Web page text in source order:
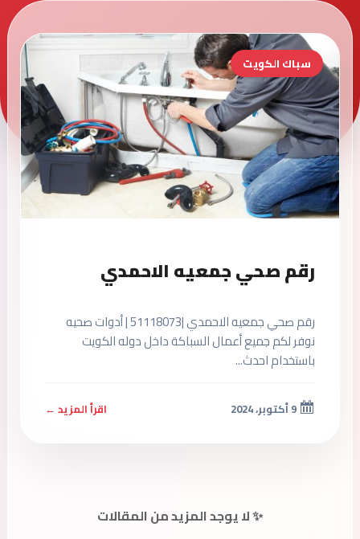
سباك الكويت
رقم صحي جمعيه الاحمدي
رقم صحي جمعيه الاحمدي |51118073 | أدوات صحيه
نوفر لكم جميع أعمال السباكة داخل دوله الكويت
باستخدام احدث...
اقرأ المزيد ←
✨ لا يوجد المزيد من المقالات